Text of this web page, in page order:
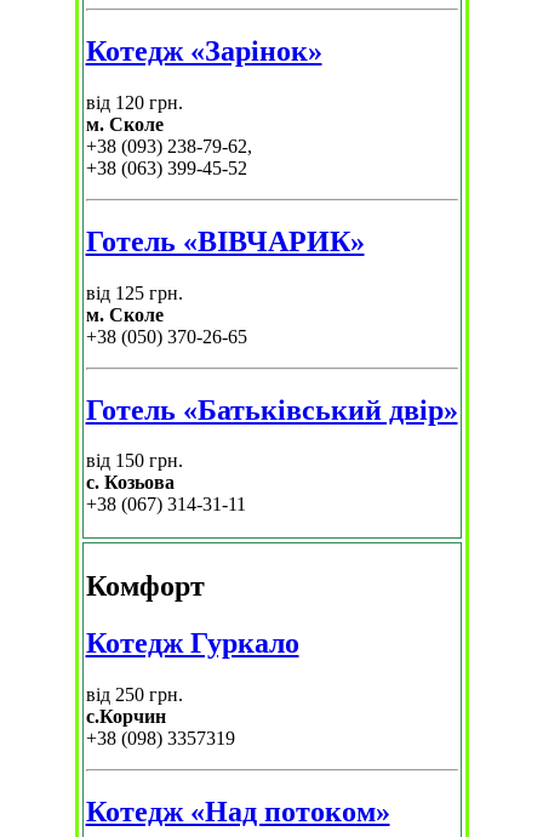
Котедж «Зарінок»
від 120 грн.
м. Сколе
+38 (093) 238-79-62,
+38 (063) 399-45-52
Готель «ВІВЧАРИК»
від 125 грн.
м. Сколе
+38 (050) 370-26-65
Готель «Батьківський двір»
від 150 грн.
с. Козьова
+38 (067) 314-31-11
Комфорт
Котедж Гуркало
від 250 грн.
с.Корчин
+38 (098) 3357319
Котедж «Над потоком»